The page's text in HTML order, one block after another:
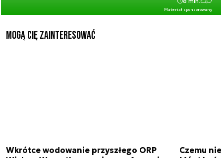
Materiał sponsorowany
Mogą Cię zainteresować
Wkrótce wodowanie przyszłego ORP
Czemu